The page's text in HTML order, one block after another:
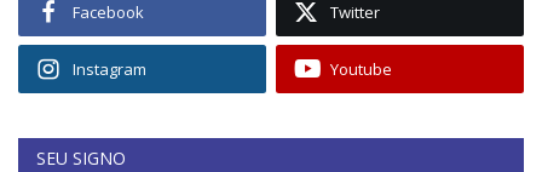
Facebook Twitter
Instagram Youtube
SEU SIGNO